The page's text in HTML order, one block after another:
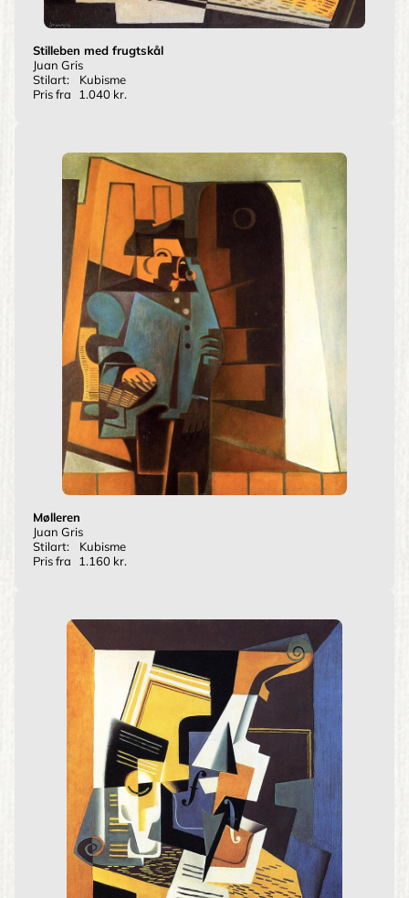
Stilleben med frugtskål
Juan Gris
Stilart:
Kubisme
Pris fra
1.040 kr.
Mølleren
Juan Gris
Stilart:
Kubisme
Pris fra
1.160 kr.